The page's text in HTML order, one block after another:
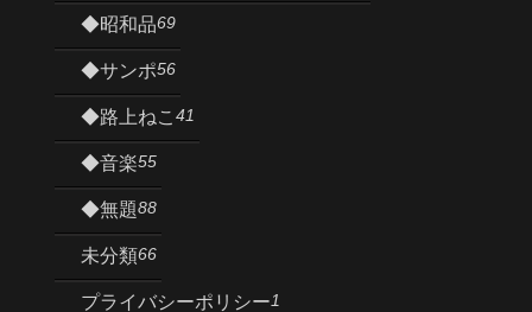
◆昭和品69
◆サンポ56
◆路上ねこ 41
◆音楽55
◆無題88
未分類66
プライバシーポリシー1